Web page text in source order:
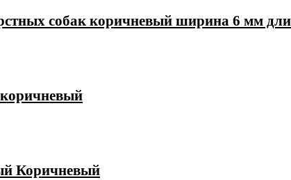
собак коричневый ширина 6 мм
Коричневый